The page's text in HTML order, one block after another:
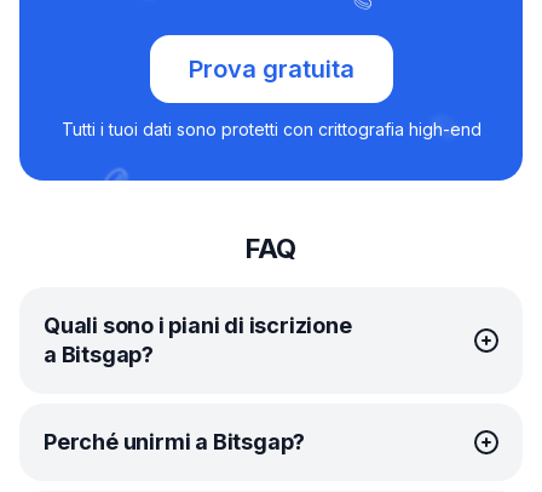
Prova gratuita
Tutti i tuoi dati sono protetti con crittografia high-end
FAQ
Quali sono i piani di iscrizione
a Bitsgap?
Bitsgap offrepianisemplici e convenienti per soddisfare
ogni tipo di trader.
Perché unirmi a Bitsgap?